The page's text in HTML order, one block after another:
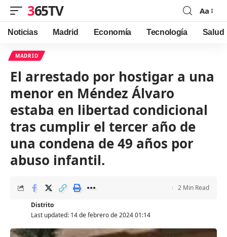
365TV
Font
Resizer
Aa
Noticias Madrid Economía Tecnología Salud
MADRID
El arrestado por hostigar a una
menor en Méndez Álvaro
estaba en libertad condicional
tras cumplir el tercer año de
una condena de 49 años por
abuso infantil.
Last updated: 14 de febrero de 2024 01:14
Distrito
2 Min Read